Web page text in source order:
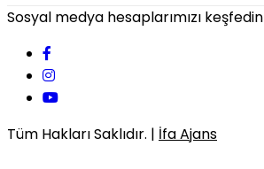
Sosyal medya hesaplarımızı keşfedin
Tüm Hakları Saklıdır. | İfa Ajans